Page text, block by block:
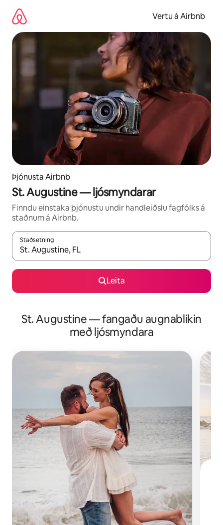
beint
Vertu á Airbnb
Þjónusta Airbnb
St. Augustine — ljósmyndarar
Finndu einstaka þjónustu undir handleiðslu fagfólks á
staðnum á Airbnb.
Staðsetning
Þegar niðurstöður liggja fyrir skaltu nota upp og niður
Leita
St. Augustine — fangaðu augnablikin
með ljósmyndara